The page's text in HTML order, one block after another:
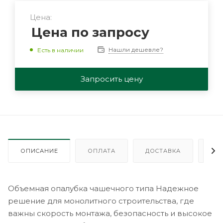
Цена:
Цена по запросу
Есть в наличии Нашли дешевле?
Запросить цену
ОПИСАНИЕ ОПЛАТА ДОСТАВКА
Объемная опалубка чашечного типа Надежное
решение для монолитного строительства, где
важны скорость монтажа, безопасность и высокое